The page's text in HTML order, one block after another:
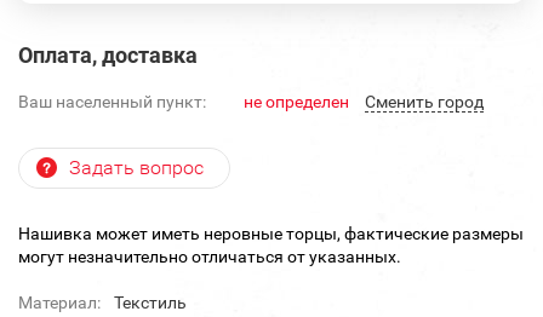
Оплата, доставка
Ваш населенный пункт: не определен Cменить город
Задать вопрос
Нашивка может иметь неровные торцы, фактические размеры
могут незначительно отличаться от указанных.
Материал:
Текстиль